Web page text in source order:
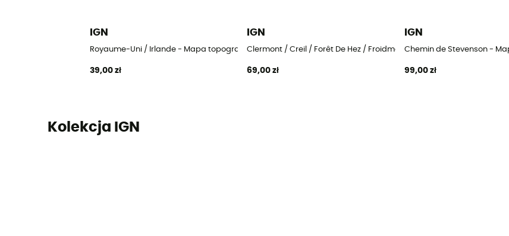
IGN
Royaume-Uni / Irlande - Mapa topograficzna
39,00 zł
IGN
Clermont / Creil / Forêt De Hez / Froidmont - Mapa topograficzna
69,00 zł
IGN
Chemin de Stevenson -
99,00 zł
Kolekcja IGN